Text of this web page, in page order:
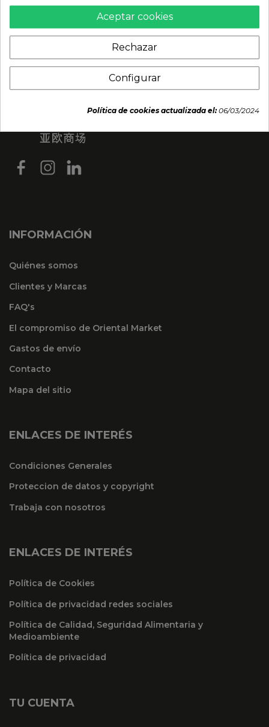
INFORMACIÓN
Quiénes somos
Clientes y Marcas
FAQ's
El compromiso de Oriental Market
Gastos de envío
Contacto
Mapa del sitio
ENLACES DE INTERÉS
Condiciones Generales
Proteccion de datos y copyright
Trabaja con nosotros
ENLACES DE INTERÉS
Política de Cookies
Política de privacidad redes sociales
Política de Calidad, Seguridad Alimentaria y
Medioambiente
Política de privacidad
TU CUENTA
Aceptar cookies
Rechazar
Configurar
Política de cookies actualizada el:06/03/2024